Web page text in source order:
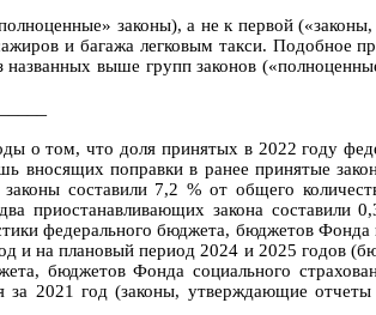
законы), а не к первой
и багажа легковым такси. Подобное
выше групп законов
о том, что доля принятых в 2022 году
вносящих поправки в ранее принятые
составили 7,2 % от общего
приостанавливающих закона составили
федерального бюджета, бюджетов Фонда
и на плановый период 2024 и 2025 годов
бюджетов Фонда социального
за 2021 год (законы, утверждающие